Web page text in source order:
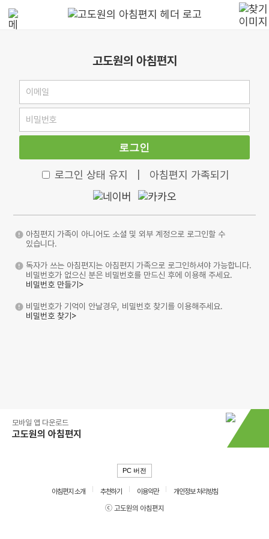
고도원의 아침편지
로그인
로그인 상태 유지 아침편지 가족되기
아침편지 가족이 아니어도 소셜 및 외부 계정으로 로그인할 수
있습니다.
독자가 쓰는 아침편지는 아침편지 가족으로 로그인하셔야 가능합니다.
비밀번호가 없으신 분은 비밀번호를 만드신 후에 이용해 주세요.
비밀번호 만들기>
비밀번호가 기억이 안날경우, 비밀번호 찾기를 이용해주세요.
비밀번호 찾기>
모바일 앱 다운로드
고도원의 아침편지
PC 버전
아침편지 소개 추천하기 이용약관
개인정보 처리방침
ⓒ 고도원의 아침편지